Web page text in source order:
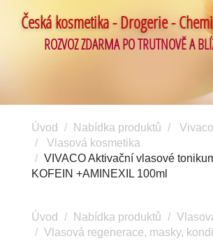
Česká kosmetika - Drogerie -
ROZVOZ ZDARMA PO TRUTNOVĚ A
Úvod Nabídka produktů
Vivaco
Vlasová kosmetika
VIVACO Aktivační vlasové
KOFEIN +AMINEXIL 100ml
Úvod Nabídka produktů
Vlasová regenerace, masky,